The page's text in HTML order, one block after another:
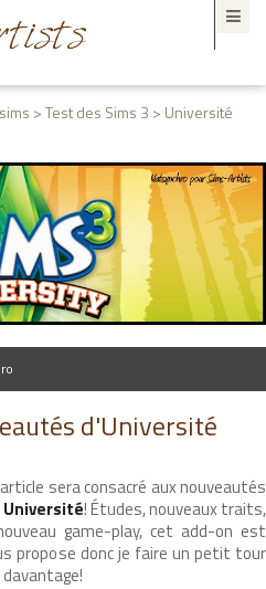
> Test des Sims 3 > Université
d'Université
sera consacré aux nouveautés
Université! Études, nouveaux traits,
game-play, cet add-on est
propose donc je faire un petit tour